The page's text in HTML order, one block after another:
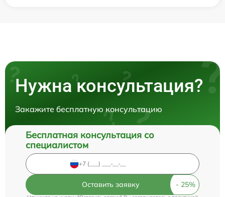
Нужна консультация?
Закажите бесплатную консультацию
Бесплатная консультация со
специалистом
Оставить заявку